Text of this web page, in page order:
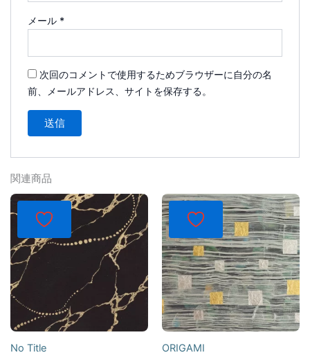
メール *
次回のコメントで使用するためブラウザーに自分の名
前、メールアドレス、サイトを保存する。
関連商品
No Title ORIGAMI